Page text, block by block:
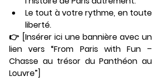
Le tout à votre rythme, en toute
liberté.
👉 [Insérer ici une bannière avec un
lien vers “From Paris with Fun –
Chasse au trésor du Panthéon au
Louvre”]